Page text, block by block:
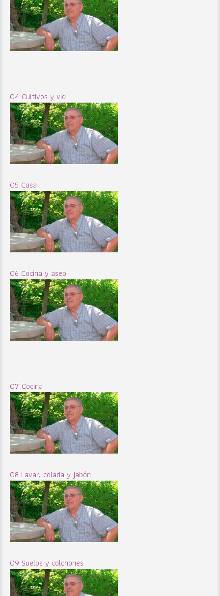
04 Cultivos y vid
05 Casa
06 Cocina y aseo
07 Cocina
08 Lavar, colada y jabón
09 Suelos y colchones